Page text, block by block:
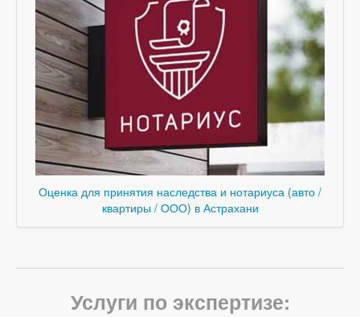
Оценка для принятия наследства и нотариуса (авто /
квартиры / ООО) в Астрахани
Услуги по экспертизе: